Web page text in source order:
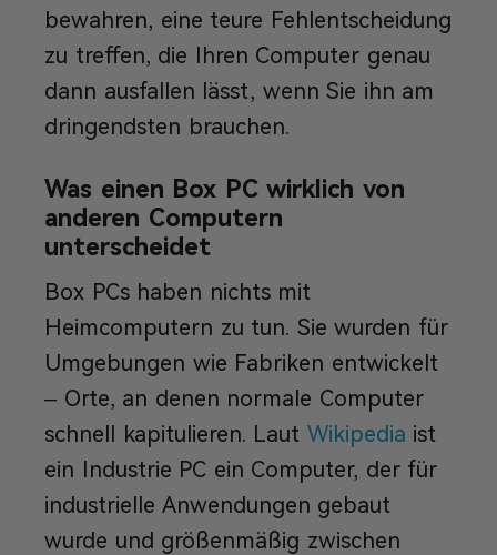
bewahren, eine teure Fehlentscheidung
zu treffen, die Ihren Computer genau
dann ausfallen lässt, wenn Sie ihn am
dringendsten brauchen.
Was einen Box PC wirklich von
anderen Computern
unterscheidet
Box PCs haben nichts mit
Heimcomputern zu tun. Sie wurden für
Umgebungen wie Fabriken entwickelt
– Orte, an denen normale Computer
schnell kapitulieren. Laut Wikipedia ist
ein Industrie PC ein Computer, der für
industrielle Anwendungen gebaut
wurde und größenmäßig zwischen